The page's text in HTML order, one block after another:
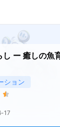
し ー 癒しの魚
ション
17